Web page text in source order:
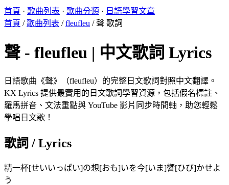
首頁 · 歌曲列表 · 歌曲分類 · 日語學習文章
首頁 /歌曲列表 /fleufleu /聲 歌詞
聲 - fleufleu | 中文歌詞 Lyrics
日語歌曲《聲》（fleufleu）的完整日文歌詞對照中文翻譯。
KX Lyrics 提供最實用的日文歌詞學習資源，包括假名標註、
羅馬拼音、文法重點與 YouTube 影片同步時間軸，助您輕鬆
學唱日文歌！
歌詞 / Lyrics
精一杯[せいいっぱい]の想[おも]いを今[いま]響[ひび]かせよ
う